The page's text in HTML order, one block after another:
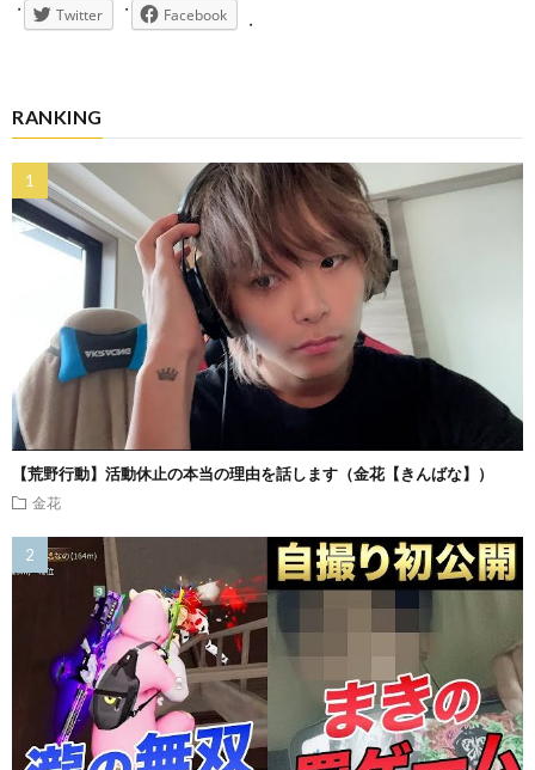
Twitter Facebook
RANKING
【荒野行動】活動休止の本当の理由を話します（金花【きんばな】）
金花